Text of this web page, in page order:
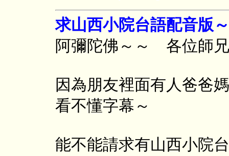
求山西小院台語配音版～
阿彌陀佛～～ 各位師
因為朋友裡面有人爸爸
看不懂字幕～
能不能請求有山西小院